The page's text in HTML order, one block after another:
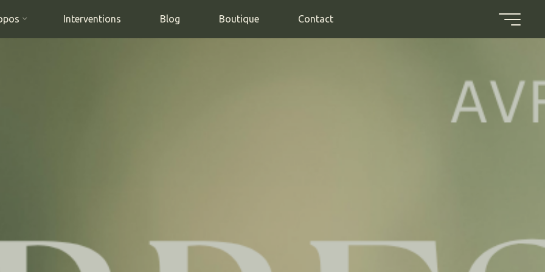
Interventions Blog Boutique Contact